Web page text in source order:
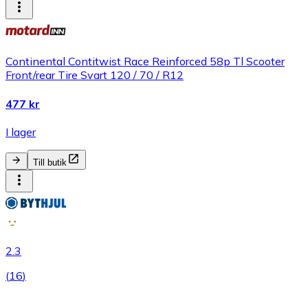
Continental Contitwist Race Reinforced 58p Tl Scooter
Front/rear Tire Svart 120 / 70 / R12
477 kr
I lager
Till butik
2.3
(16)